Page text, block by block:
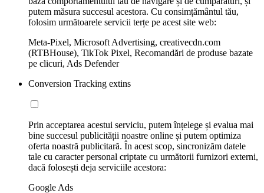
putem măsura succesul acestora. Cu consimțământul tău,
folosim următoarele servicii terțe pe acest site web:
Meta-Pixel, Microsoft Advertising, creativecdn.com
(RTBHouse), TikTok Pixel, Recomandări de produse bazate
pe clicuri, Ads Defender
Conversion Tracking extins
Prin acceptarea acestui serviciu, putem înțelege și evalua mai
bine succesul publicității noastre online și putem optimiza
oferta noastră publicitară. În acest scop, sincronizăm datele
tale cu caracter personal criptate cu următorii furnizori externi,
dacă folosești deja serviciile acestora:
Google Ads